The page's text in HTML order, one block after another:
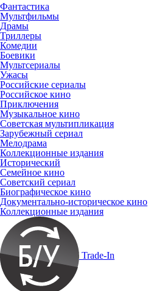
Фантастика
Мультфильмы
Драмы
Триллеры
Комедии
Боевики
Мультсериалы
Ужасы
Российские сериалы
Российское кино
Приключения
Музыкальное кино
Советская мультипликация
Зарубежный сериал
Мелодрама
Коллекционные издания
Исторический
Семейное кино
Советский сериал
Биографическое кино
Документально-историческое кино
Коллекционные издания
Trade-In